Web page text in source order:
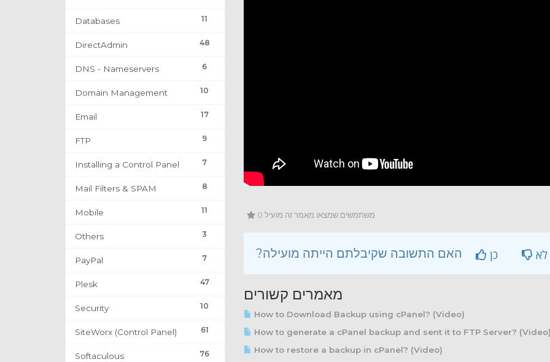
11
Databases
48
DirectAdmin
6
DNS - Nameservers
10
Domain Management
17
Email
9
FTP
7
Installing a Control Panel
8
Mail Filters & SPAM
11
Mobile
3
Others
7
PayPal
47
Plesk
10
Security
61
SiteWorx (Control Panel)
76
Softaculous
0 משתמשים שמצאו מאמר זה מועיל
כן לא
מאמרים קשורים
How to Download Backup using cPanel? (Video)
How to generate a cPanel backup and sent it to FTP Server?
How to restore a backup in cPanel? (Video)